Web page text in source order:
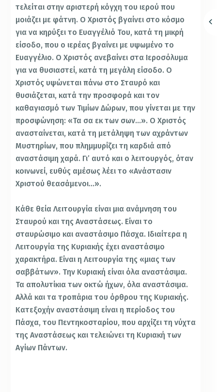
τελείται στην αριστερή κόγχη του ιερού που
μοιάζει με φάτνη. Ο Χριστός βγαίνει στο κόσμο
για να κηρύξει το Ευαγγέλιό Του, κατά τη μικρή
είσοδο, που ο ιερέας βγαίνει με υψωμένο το
Ευαγγέλιο. Ο Χριστός ανεβαίνει στα Ιεροσόλυμα
για να θυσιαστεί, κατά τη μεγάλη είσοδο. Ο
Χριστός υψώνεται πάνω στο Σταυρό και
θυσιάζεται, κατά την προσφορά και τον
καθαγιασμό των Τιμίων Δώρων, που γίνεται με την
προσφώνηση: «Τα σα εκ των σων…». Ο Χριστός
ανασταίνεται, κατά τη μετάληψη των αχράντων
Μυστηρίων, που πλημμυρίζει τη καρδιά από
αναστάσιμη χαρά. Γι’ αυτό και ο λειτουργός, όταν
κοινωνεί, ευθύς αμέσως λέει το «Ανάστασιν
Χριστού θεασάμενοι…».
Κάθε θεία Λειτουργία είναι μια ανάμνηση του
Σταυρού και της Αναστάσεως. Είναι το
σταυρώσιμο και αναστάσιμο Πάσχα. Ιδιαίτερα η
Λειτουργία της Κυριακής έχει αναστάσιμο
χαρακτήρα. Είναι η Λειτουργία της «μιας των
σαββάτων». Την Κυριακή είναι όλα αναστάσιμα.
Τα απολυτίκια των οκτώ ήχων, όλα αναστάσιμα.
Αλλά και τα τροπάρια του όρθρου της Κυριακής.
Κατεξοχήν αναστάσιμη είναι η περίοδος του
Πάσχα, του Πεντηκοσταρίου, που αρχίζει τη νύχτα
της Αναστάσεως και τελειώνει τη Κυριακή των
Αγίων Πάντων.